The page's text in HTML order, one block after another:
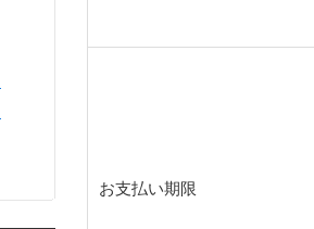
お支払い期限